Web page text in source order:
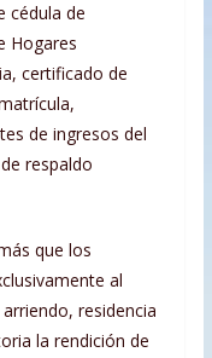
cédula de
Hogares
certificado de
de ingresos del
respaldo
que los
al
residencia
la rendición de